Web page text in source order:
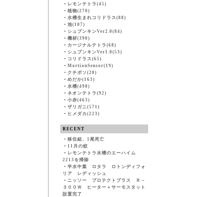
・ レモンテトラ(45)
・ 植物(270)
・ 水槽生まれコリドラス(88)
・ 池(107)
・ シュブンキンVer2.0(84)
・ 機材(390)
・ カージナルテトラ(68)
・ シュブンキンVer1.0(53)
・ コリドラス(65)
・ MortionSensor(19)
・ クチボソ(20)
・ めだか(163)
・ 水槽(490)
・ ネオンテトラ(92)
・ 小赤(463)
・ ザリガニ(571)
・ ヒメダカ(223)
RECENT
・ 移住組、1尾死亡
・ 11月の蚊
・ レモンテトラ水槽のエーハイム
2213を掃除
・ 半水中葉 ロタラ ロトンディフォ
リア レディッシュ
・ ニッソー プロテクトプラス Ｒ－
３００Ｗ ヒーター＋サーモスタット
設置完了